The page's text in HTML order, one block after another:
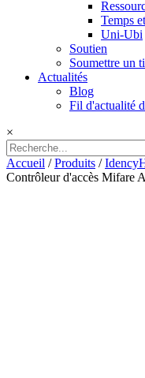
Temps
Uni-Ubi
Soutien
Soumettre un
Actualités
Blog
Fil d'actualité
×
Accueil /Produits /
Contrôleur d'accès Mifare